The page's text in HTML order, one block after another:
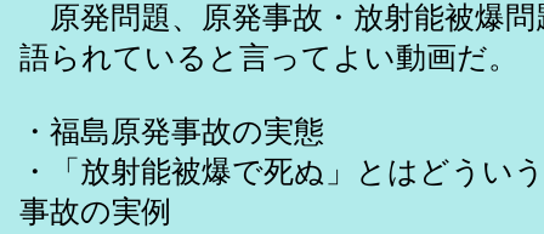
原発問題、原発事故・放射能被爆
語られていると言ってよい動画だ。
・福島原発事故の実態
・「放射能被爆で死ぬ」とはどう
事故の実例